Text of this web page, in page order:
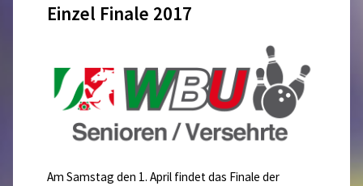
Einzel Finale 2017
Am Samstag den 1. April findet das Finale der